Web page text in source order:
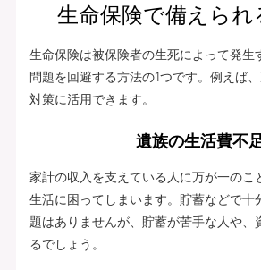
生命保険で備えられ
生命保険は被保険者の生死によって発生
問題を回避する方法の1つです。例えば
対策に活用できます。
遺族の生活費不
家計の収入を支えている人に万が一のこ
生活に困ってしまいます。貯蓄などで十
題はありませんが、貯蓄が苦手な人や、
るでしょう。